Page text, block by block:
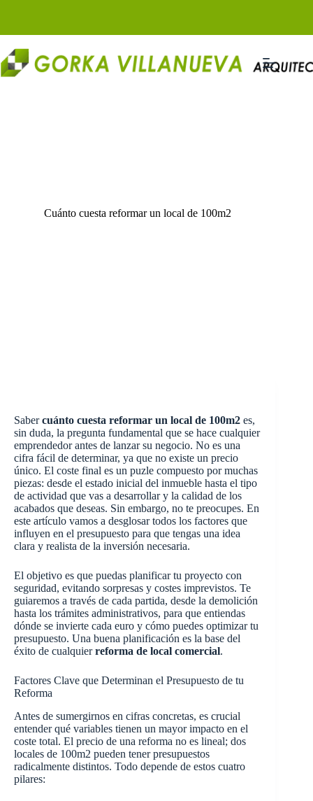
Cuánto cuesta reformar un local de 100m2
Sabercuánto cuesta reformar un local de 100m2 es,
sin duda, la pregunta fundamental que se hace cualquier
emprendedor antes de lanzar su negocio. No es una
cifra fácil de determinar, ya que no existe un precio
único. El coste final es un puzle compuesto por muchas
piezas: desde el estado inicial del inmueble hasta el tipo
de actividad que vas a desarrollar y la calidad de los
acabados que deseas. Sin embargo, no te preocupes. En
este artículo vamos a desglosar todos los factores que
influyen en el presupuesto para que tengas una idea
clara y realista de la inversión necesaria.
El objetivo es que puedas planificar tu proyecto con
seguridad, evitando sorpresas y costes imprevistos. Te
guiaremos a través de cada partida, desde la demolición
hasta los trámites administrativos, para que entiendas
dónde se invierte cada euro y cómo puedes optimizar tu
presupuesto. Una buena planificación es la base del
éxito de cualquierreforma de local comercial.
Factores Clave que Determinan el Presupuesto de tu
Reforma
Antes de sumergirnos en cifras concretas, es crucial
entender qué variables tienen un mayor impacto en el
coste total. El precio de una reforma no es lineal; dos
locales de 100m2 pueden tener presupuestos
radicalmente distintos. Todo depende de estos cuatro
pilares: